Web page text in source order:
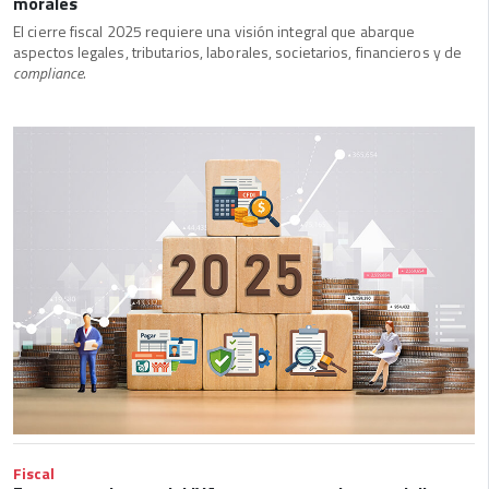
El cierre fiscal 2025 requiere una visión integral que abarque
aspectos legales, tributarios, laborales, societarios, financieros y de
compliance.
Fiscal